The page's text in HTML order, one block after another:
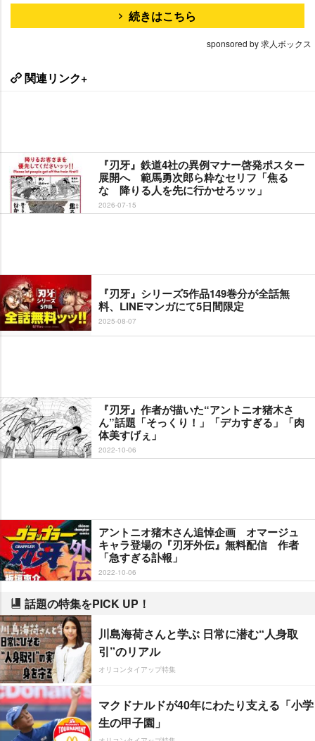
続きはこちら
sponsored by 求人ボックス
関連リンク+
『刃牙』鉄道4社の異例マナー啓発ポスター
展開へ 範馬勇次郎ら粋なセリフ「焦る
な 降りる人を先に行かせろッッ」
2026-07-15
『刃牙』シリーズ5作品149巻分が全話無
料、LINEマンガにて5日間限定
2025-08-07
『刃牙』作者が描いた“アントニオ猪木さ
ん”話題「そっくり！」「デカすぎる」「肉
体美すげぇ」
2022-10-06
アントニオ猪木さん追悼企画 オマージュ
キャラ登場の『刃牙外伝』無料配信 作者
「急すぎる訃報」
2022-10-06
話題の特集をPICK UP！
川島海荷さんと学ぶ 日常に潜む“人身取
引”のリアル
オリコンタイアップ特集
マクドナルドが40年にわたり支える「小学
生の甲子園」